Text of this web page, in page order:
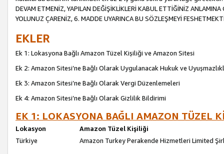
DEVAM ETMENİZ, YAPILAN DEĞİŞİKLİKLERİ KABUL ETTİĞİNİZ
YOLUNUZ ÇARENİZ, 6. MADDE UYARINCA BU SÖZLEŞMEYİ
EKLER
Ek 1: Lokasyona Bağlı Amazon Tüzel Kişiliği ve Amazon Sitesi
Ek 2: Amazon Sitesi’ne Bağlı Olarak Uygulanacak Hukuk ve
Ek 3: Amazon Sitesi’ne Bağlı Olarak Vergi Düzenlemeleri
Ek 4: Amazon Sitesi’ne Bağlı Olarak Gizlilik Bildirimi
EK 1: LOKASYONA BAĞLI AMAZON TÜZEL
Lokasyon
Amazon Tüzel Kişiliği
Türkiye
Amazon Turkey Perakende Hizmetleri Limited